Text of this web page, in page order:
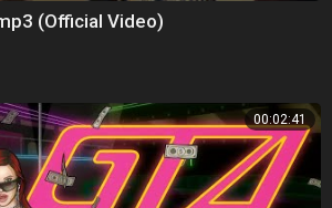
(Official Video)
00:02:41